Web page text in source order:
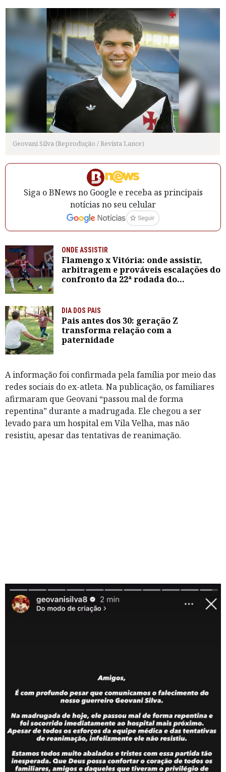
Geovani Silva (Reprodução / Revista Lance)
Siga o BNews no Google e receba as principais
notícias no seu celular
ONDE ASSISTIR
Flamengo x Vitória: onde assistir,
arbitragem e prováveis escalações do
confronto da 22ª rodada do
DIA DOS PAIS
Pais antes dos 30: geração Z
transforma relação com a
paternidade
A informação foi confirmada pela família por meio das
redes sociais do ex-atleta. Na publicação, os familiares
afirmaram que Geovani “passou mal de forma
repentina” durante a madrugada. Ele chegou a ser
levado para um hospital em Vila Velha, mas não
resistiu, apesar das tentativas de reanimação.